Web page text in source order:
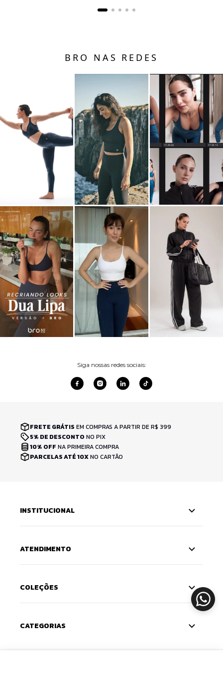
BRO NAS REDES
Siga nossas redes sociais:
FRETE GRÁTIS EM COMPRAS A PARTIR DE R$ 399
5% DE DESCONTO NO PIX
10% OFF NA PRIMEIRA COMPRA
PARCELAS ATÉ 10XNO CARTÃO
INSTITUCIONAL
ATENDIMENTO
COLEÇÕES
CATEGORIAS